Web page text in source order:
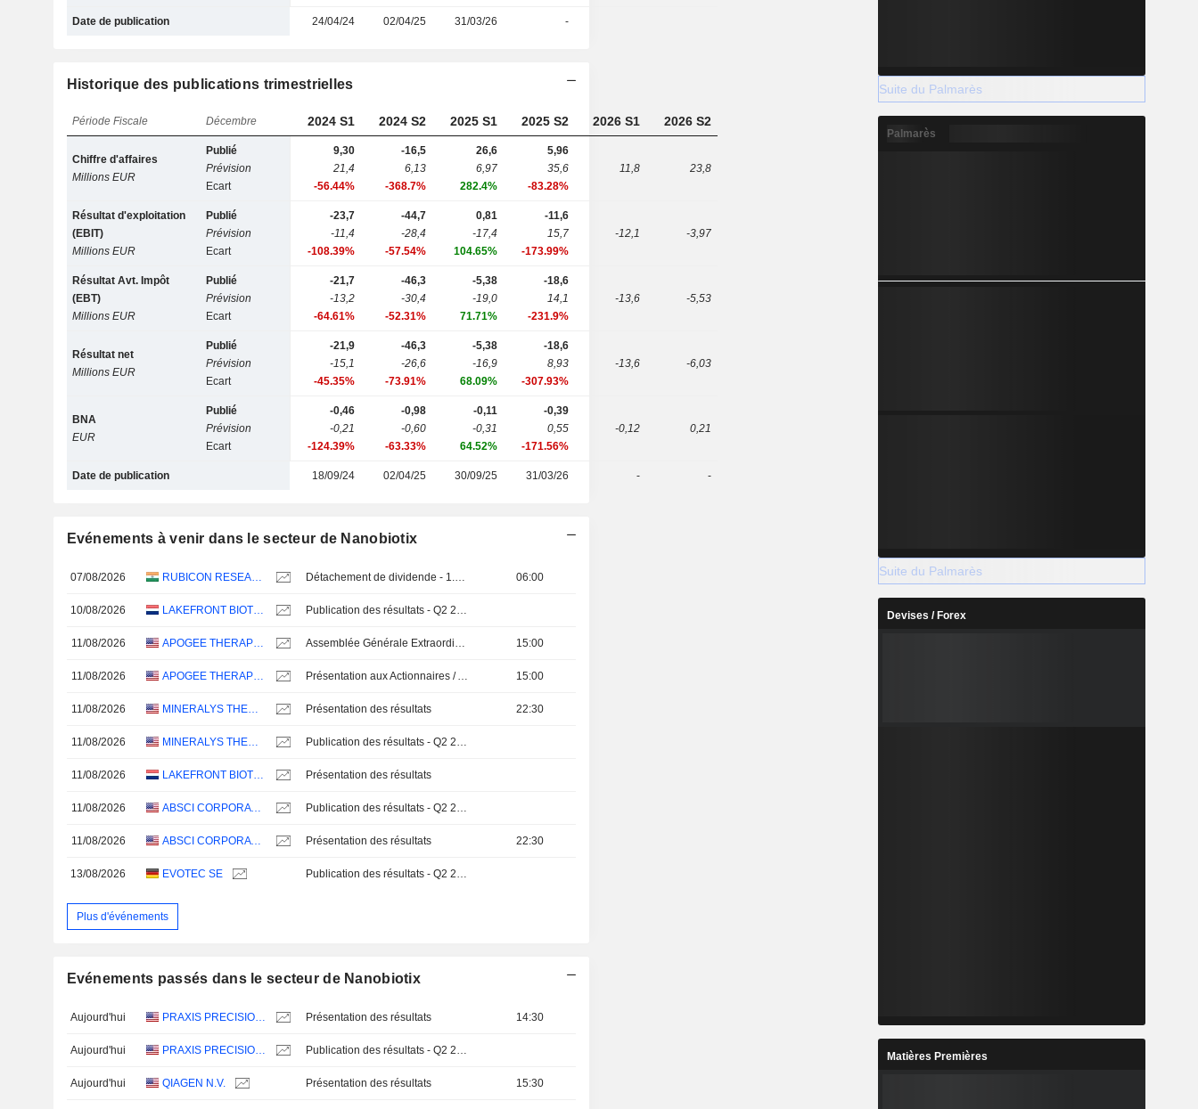
Date de publication 24/04/24 02/04/25 31/03/26 -
Historique des publications trimestrielles
Période Fiscale Décembre 2024 S1 2024 S2 2025 S1 2025 S2 2026 S1 2026 S2
Chiffre d'affaires
Millions EUR
Publié
Prévision
Ecart
9,30
21,4
-56.44%
-16,5
6,13
-368.7%
26,6
6,97
282.4%
5,96
35,6
-83.28%
11,8 23,8
Résultat d'exploitation
(EBIT)
Millions EUR
Publié
Prévision
Ecart
-23,7
-11,4
-108.39%
-44,7
-28,4
-57.54%
0,81
-17,4
104.65%
-11,6
15,7
-173.99%
-12,1 -3,97
Résultat Avt. Impôt
(EBT)
Millions EUR
Publié
Prévision
Ecart
-21,7
-13,2
-64.61%
-46,3
-30,4
-52.31%
-5,38
-19,0
71.71%
-18,6
14,1
-231.9%
-13,6 -5,53
Résultat net
Millions EUR
Publié
Prévision
Ecart
-21,9
-15,1
-45.35%
-46,3
-26,6
-73.91%
-5,38
-16,9
68.09%
-18,6
8,93
-307.93%
-13,6 -6,03
BNA
EUR
Publié
Prévision
Ecart
-0,46
-0,21
-124.39%
-0,98
-0,60
-63.33%
-0,11
-0,31
64.52%
-0,39
0,55
-171.56%
-0,12 0,21
Date de publication 18/09/24 02/04/25 30/09/25 31/03/26 - -
Evénements à venir dans le secteur de Nanobiotix
07/08/2026 RUBICON RESEARCH LIMITED Détachement de dividende - 1.5 INR 06:00
10/08/2026 LAKEFRONT BIOTHERAPEUTICS NV Publication des résultats - Q2 2026
11/08/2026 APOGEE THERAPEUTICS, INC. Assemblée Générale Extraordinaire 15:00
11/08/2026 APOGEE THERAPEUTICS, INC. Présentation aux Actionnaires / Analystes 15:00
11/08/2026 MINERALYS THERAPEUTICS, INC. Présentation des résultats 22:30
11/08/2026 MINERALYS THERAPEUTICS, INC. Publication des résultats - Q2 2026
11/08/2026 LAKEFRONT BIOTHERAPEUTICS NV Présentation des résultats
11/08/2026 ABSCI CORPORATION Publication des résultats - Q2 2026
11/08/2026 ABSCI CORPORATION Présentation des résultats 22:30
13/08/2026 EVOTEC SE Publication des résultats - Q2 2026
Plus d'événements
Evénements passés dans le secteur de Nanobiotix
Aujourd'hui PRAXIS PRECISION MEDICINES, INC. Présentation des résultats 14:30
Aujourd'hui PRAXIS PRECISION MEDICINES, INC. Publication des résultats - Q2 2026
Aujourd'hui QIAGEN N.V. Présentation des résultats 15:30
Suite du Palmarès
Palmarès
Suite du Palmarès
Devises / Forex
Matières Premières